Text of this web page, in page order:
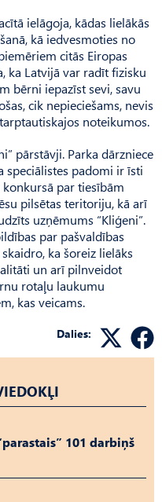
ielāgoja, kādas lielākās
kā iedvesmoties no
citās Eiropas
ka Latvijā var radīt fizisku
bērni iepazīst sevi, savu
cik nepieciešams, nevis
noteikumos.
pārstāvji. Parka dārzniece
speciālistes padomi ir īsti
par tiesībām
pilsētas teritoriju, kā arī
uzņēmums “Kliģeni”.
par pašvaldības
ka šoreiz lielāks
un arī pilnveidot
rotaļu laukumu
kas veicams.
Dalies:
101 darbiņš